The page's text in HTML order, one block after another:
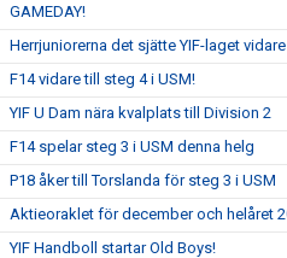
GAMEDAY!
Herrjuniorerna det sjätte YIF-laget
F14 vidare till steg 4 i USM!
YIF U Dam nära kvalplats till Division 2
F14 spelar steg 3 i USM denna helg
P18 åker till Torslanda för steg 3 i USM
Aktieoraklet för december och helåret
YIF Handboll startar Old Boys!